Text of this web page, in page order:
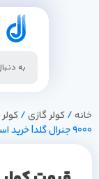
/کولر گازی/کولر گازی